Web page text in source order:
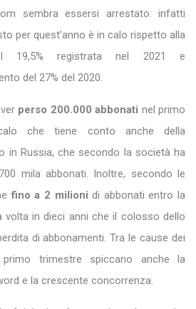
sembra essersi arrestato: infatti
per quest’anno è in calo rispetto alla
19,5% registrata nel 2021 e
del 27% del 2020.
perso 200.000 abbonati nel primo
che tiene conto anche della
in Russia, che secondo la società ha
mila abbonati. Inoltre, secondo le
fino a 2 milioni di abbonati entro la
volta in dieci anni che il colosso dello
di abbonamenti. Tra le cause dei
trimestre spiccano anche la
e la crescente concorrenza.